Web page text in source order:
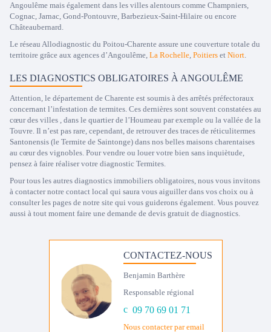
Angoulême mais également dans les villes alentours comme Champniers,
Cognac, Jarnac, Gond-Pontouvre, Barbezieux-Saint-Hilaire ou encore
Châteaubernard.
Le réseau Allodiagnostic du Poitou-Charente assure une couverture totale du
territoire grâce aux agences d’Angoulême, La Rochelle, Poitiers et Niort.
LES DIAGNOSTICS OBLIGATOIRES À ANGOULÊME
Attention, le département de Charente est soumis à des arrêtés préfectoraux
concernant l’infestation de termites. Ces dernières sont souvent constatées au
cœur des villes , dans le quartier de l’Houmeau par exemple ou la vallée de la
Touvre. Il n’est pas rare, cependant, de retrouver des traces de réticulitermes
Santonensis (le Termite de Saintonge) dans nos belles maisons charentaises
au cœur des vignobles. Pour vendre ou louer votre bien sans inquiètude,
pensez à faire réaliser votre diagnostic Termites.
Pour tous les autres diagnostics immobiliers obligatoires, nous vous invitons
à contacter notre contact local qui saura vous aiguiller dans vos choix ou à
consulter les pages de notre site qui vous guiderons également. Vous pouvez
aussi à tout moment faire une demande de devis gratuit de diagnostics.
CONTACTEZ-NOUS
Benjamin Barthère
Responsable régional
09 70 69 01 71
Nous contacter par email